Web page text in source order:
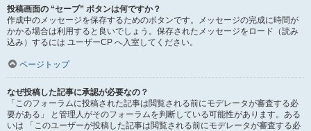
投稿画面の “セーブ” ボタンは何ですか？
作成中のメッセージを保存するためのボタンです。メッセージの完成に時間が
かかる場合は利用すると良いでしょう。保存されたメッセージをロード（読み
込み）するには ユーザーCP へ入室してください。
ページトップ
なぜ投稿した記事に承認が必要なの？
「このフォーラムに投稿された記事は閲覧される前にモデレータが審査する必
要がある」 と管理人がそのフォーラムを判断している可能性があります。ある
いは 「このユーザーが投稿した記事は閲覧される前にモデレータが審査する必